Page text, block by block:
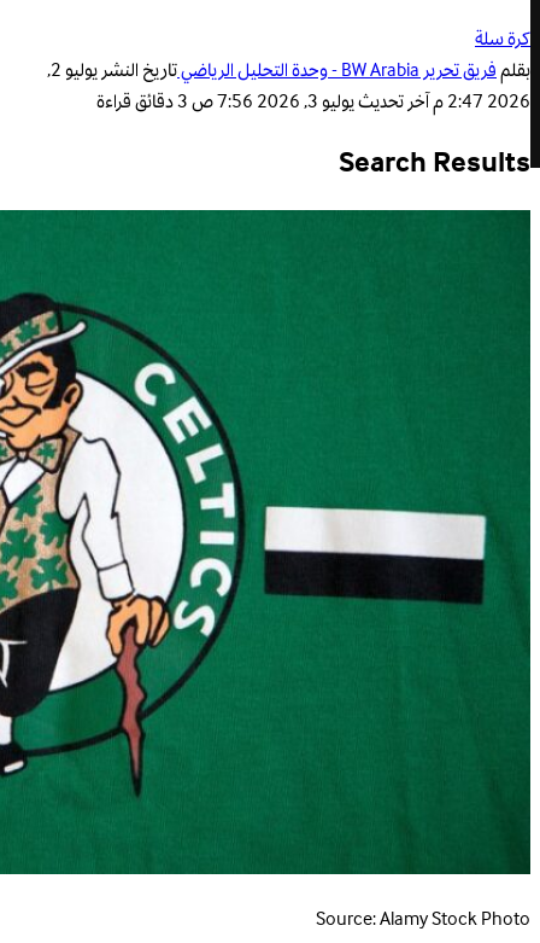
كرة سلة
بقلمفريق تحرير BW Arabia - وحدة التحليل الرياضي تاريخ النشر
يوليو 2,
2026 2:47 م
آخر تحديثيوليو 3, 2026 7:56 ص 3 دقائق قراءة
Search Results
Source: Alamy Stock Photo